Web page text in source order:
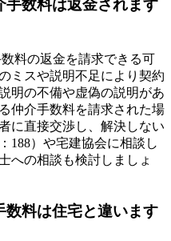
手数料は返金されます
料の返金を請求できる可
ミスや説明不足により契約
明の不備や虚偽の説明があ
仲介手数料を請求された場
に直接交渉し、解決しない
188）や宅建協会に相談し
への相談も検討しましょ
数料は住宅と違います